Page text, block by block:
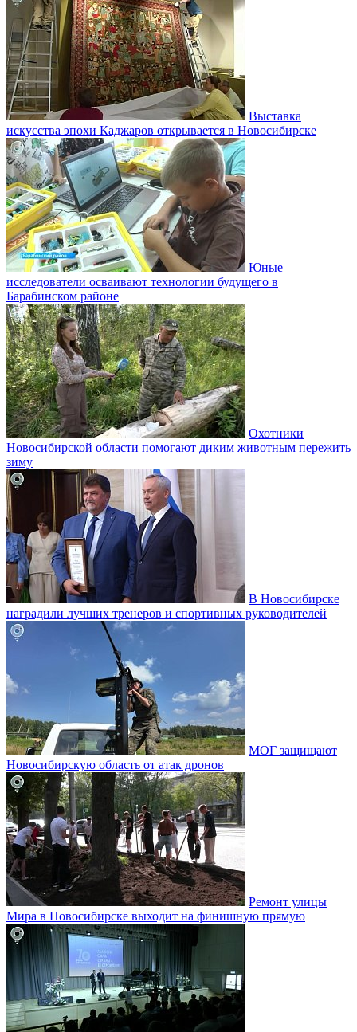
Выставка
искусства эпохи Каджаров открывается в Новосибирске
Юные
исследователи осваивают технологии будущего в
Барабинском районе
Охотники
Новосибирской области помогают диким животным пережить
зиму
В Новосибирске
наградили лучших тренеров и спортивных руководителей
МОГ защищают
Новосибирскую область от атак дронов
Ремонт улицы
Мира в Новосибирске выходит на финишную прямую